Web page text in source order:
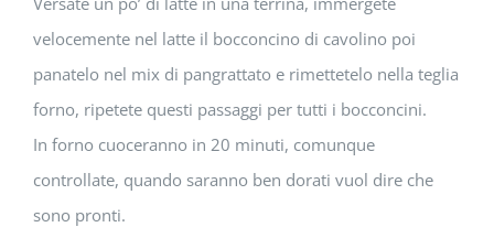
velocemente nel latte il bocconcino di cavolino poi
panatelo nel mix di pangrattato e rimettetelo nella teglia
forno, ripetete questi passaggi per tutti i bocconcini.
In forno cuoceranno in 20 minuti, comunque
controllate, quando saranno ben dorati vuol dire che
sono pronti.